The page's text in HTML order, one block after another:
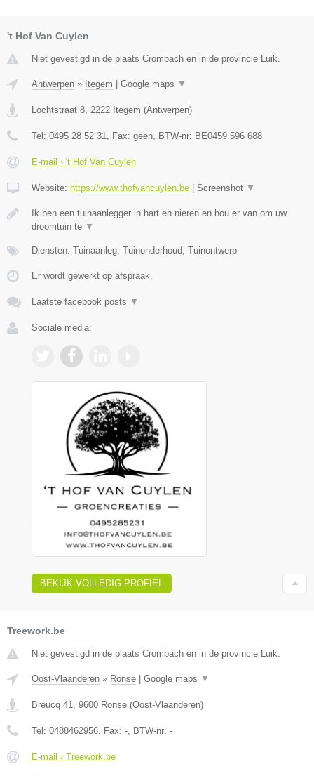
't Hof Van Cuylen
Niet gevestigd in de plaats Crombach en in de provincie Luik.
Antwerpen » Itegem Google maps ▼
Lochtstraat 8 2222 Itegem (Antwerpen)
Tel: 0495 28 52 31 , Fax: geen , BTW-nr: BE0459 596 688
E-mail › 't Hof Van Cuylen
Website: https://www.thofvancuylen.be Screenshot ▼
Ik ben een tuinaanlegger in hart en nieren en hou er van om uw
droomtuin te ▼
Diensten: Tuinaanleg, Tuinonderhoud, Tuinontwerp
Er wordt gewerkt op afspraak.
Laatste facebook posts ▼
Sociale media:
BEKIJK VOLLEDIG PROFIEL
Treework.be
Niet gevestigd in de plaats Crombach en in de provincie Luik.
Oost-Vlaanderen » Ronse Google maps ▼
Breucq 41 9600 Ronse (Oost-Vlaanderen)
Tel: 0488462956 , Fax: - , BTW-nr: -
E-mail › Treework.be